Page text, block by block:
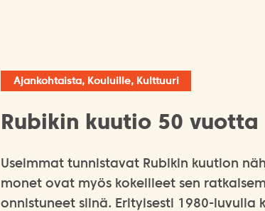
Ajankohtaista, Kouluille, Kulttuuri
Rubikin kuutio 50 vuotta
Useimmat tunnistavat Rubikin kuution
monet ovat myös kokeilleet sen
onnistuneet siinä. Erityisesti 1980-luvulla